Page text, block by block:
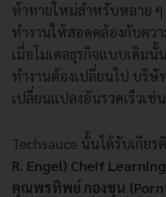
ท้าทายใหม่สำหรับหลาย
ทำงานให้สอดคล้องกับคว
เมื่อโมเดลธุรกิจแบบเดิมนั้
ทำงานต้องเปลี่ยนไป บริษั
เปลี่ยนแปลงอันรวดเร็วเช่
Techsauce นั้นได้รับเกียร
R. Engel) Cheif
คุณพรทิพย์ กองชุน